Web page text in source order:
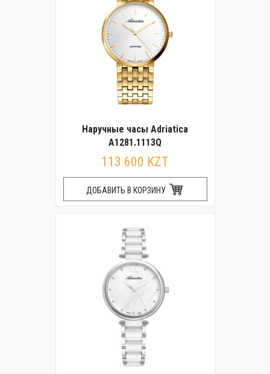
Наручные часы Adriatica
A1281.1113Q
113 600 KZT
ДОБАВИТЬ В КОРЗИНУ